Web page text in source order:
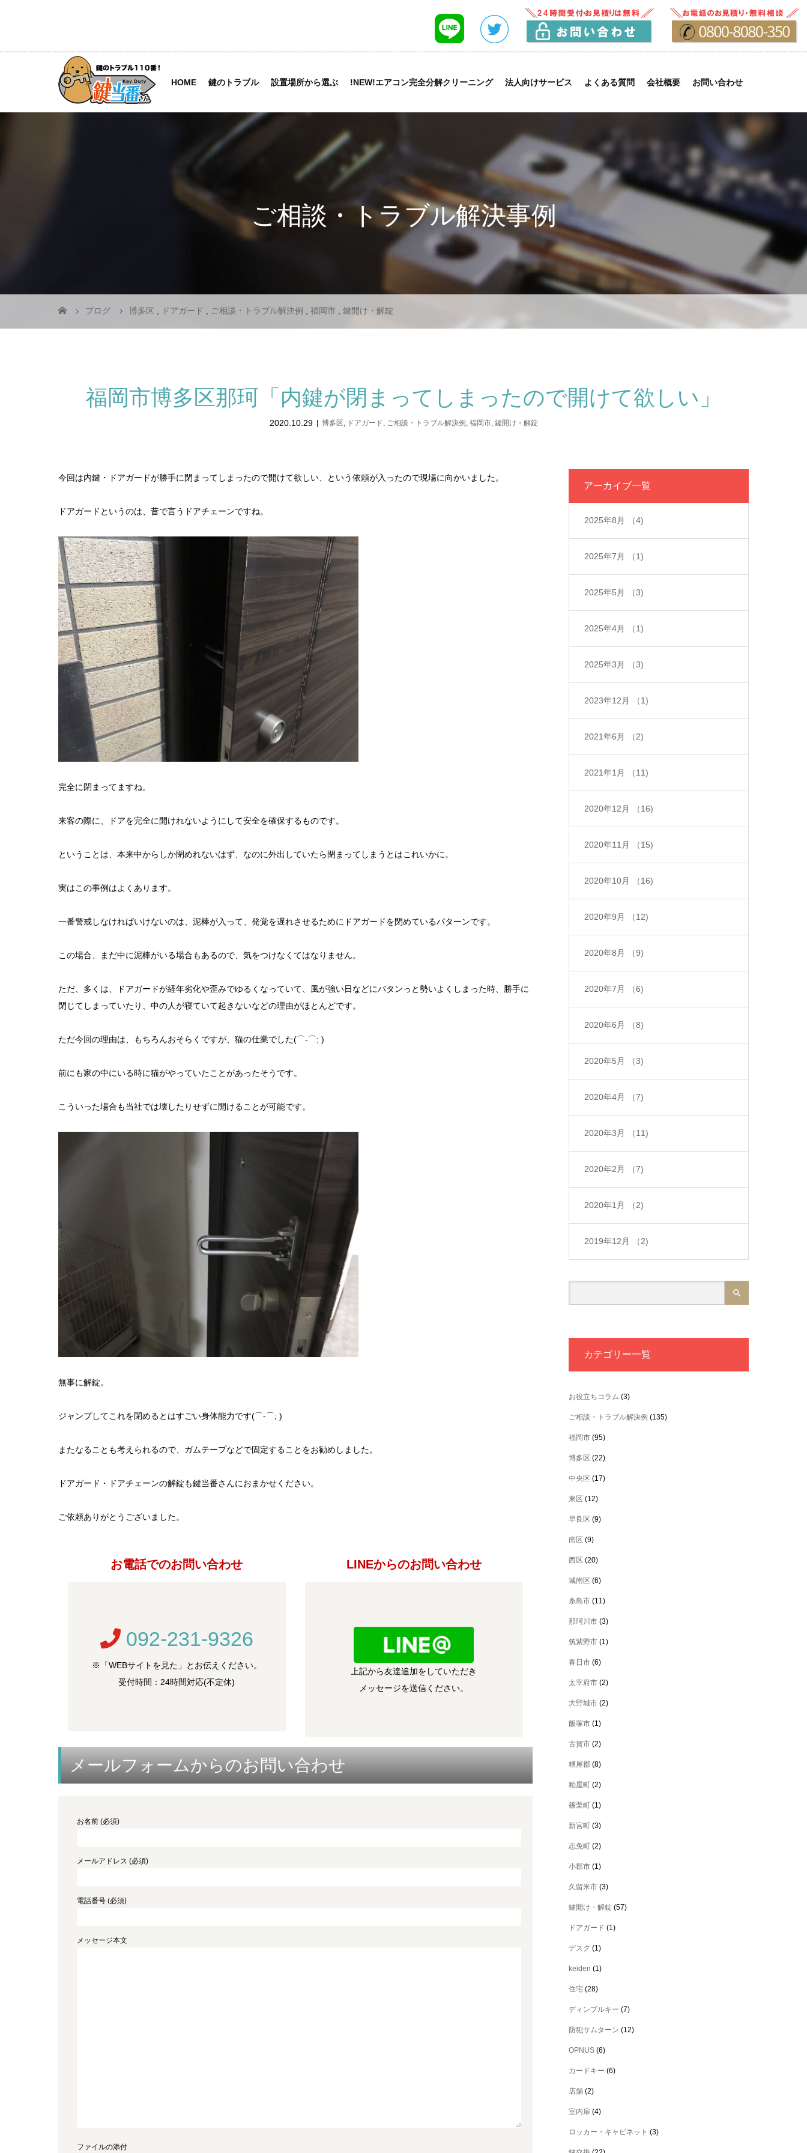
HOME 鍵のトラブル 設置場所から選ぶ !NEW!エアコン完全分解クリーニング 法人向けサービス よくある質問 会社概要 お問い合わせ
ご相談・トラブル解決事例
ブログ 博多区 ドアガード ご相談・トラブル解決例 福岡市 鍵開け・解錠
福岡市博多区那珂「内鍵が閉まってしまったので開けて欲しい」
2020.10.29 博多区, ドアガード, ご相談・トラブル解決例 , 福岡市, 鍵開け・解錠
今回は内鍵・ドアガードが勝手に閉まってしまったので開けて欲しい、という依頼が入ったので現場に向かいました。
ドアガードというのは、昔で言うドアチェーンですね。
完全に閉まってますね。
来客の際に、ドアを完全に開けれないようにして安全を確保するものです。
ということは、本来中からしか閉めれないはず、なのに外出していたら閉まってしまうとはこれいかに。
実はこの事例はよくあります。
一番警戒しなければいけないのは、泥棒が入って、発覚を遅れさせるためにドアガードを閉めているパターンです。
この場合、まだ中に泥棒がいる場合もあるので、気をつけなくてはなりません。
ただ、多くは、ドアガードが経年劣化や歪みでゆるくなっていて、風が強い日などにバタンっと勢いよくしまった時、勝手に
閉じてしまっていたり、中の人が寝ていて起きないなどの理由がほとんどです。
ただ今回の理由は、もちろんおそらくですが、猫の仕業でした(⌒-⌒; )
前にも家の中にいる時に猫がやっていたことがあったそうです。
こういった場合も当社では壊したりせずに開けることが可能です。
無事に解錠。
ジャンプしてこれを閉めるとはすごい身体能力です(⌒-⌒; )
またなることも考えられるので、ガムテープなどで固定することをお勧めしました。
ドアガード・ドアチェーンの解錠も鍵当番さんにおまかせください。
ご依頼ありがとうございました。
お電話でのお問い合わせ
092-231-9326
※「WEBサイトを見た」とお伝えください。
受付時間：24時間対応(不定休)
LINEからのお問い合わせ
上記から友達追加をしていただき
メッセージを送信ください。
メールフォームからのお問い合わせ
お名前 (必須)
メールアドレス (必須)
電話番号 (必須)
メッセージ本文
ファイルの添付
アーカイブ一覧
2025年8月 （4)
2025年7月 （1)
2025年5月 （3)
2025年4月 （1)
2025年3月 （3)
2023年12月 （1)
2021年6月 （2)
2021年1月 （11)
2020年12月 （16)
2020年11月 （15)
2020年10月 （16)
2020年9月 （12)
2020年8月 （9)
2020年7月 （6)
2020年6月 （8)
2020年5月 （3)
2020年4月 （7)
2020年3月 （11)
2020年2月 （7)
2020年1月 （2)
2019年12月 （2)
カテゴリー一覧
お役立ちコラム (3)
ご相談・トラブル解決例 (135)
福岡市 (95)
博多区 (22)
中央区 (17)
東区 (12)
早良区 (9)
南区 (9)
西区 (20)
城南区 (6)
糸島市 (11)
那珂川市 (3)
筑紫野市 (1)
春日市 (6)
太宰府市 (2)
大野城市 (2)
飯塚市 (1)
古賀市 (2)
糟屋郡 (8)
粕屋町 (2)
篠栗町 (1)
新宮町 (3)
志免町 (2)
小郡市 (1)
久留米市 (3)
鍵開け・解錠 (57)
ドアガード (1)
デスク (1)
keiden (1)
住宅 (28)
ディンプルキー (7)
防犯サムターン (12)
OPNUS (6)
カードキー (6)
店舗 (2)
室内扉 (4)
ロッカー・キャビネット (3)